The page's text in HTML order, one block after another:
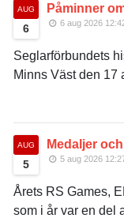
AUG
6
Påminner
6 aug 2026
Seglarförbundets
Minns Väst den 17
AUG
5
Medaljer
5 aug 2026
Årets RS Games,
som i år var en del